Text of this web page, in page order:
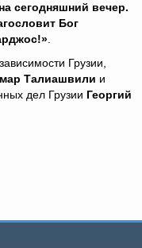
сегодняшний вечер.
Бог
Грузии,
Талиашвили и
дел Грузии Георгий